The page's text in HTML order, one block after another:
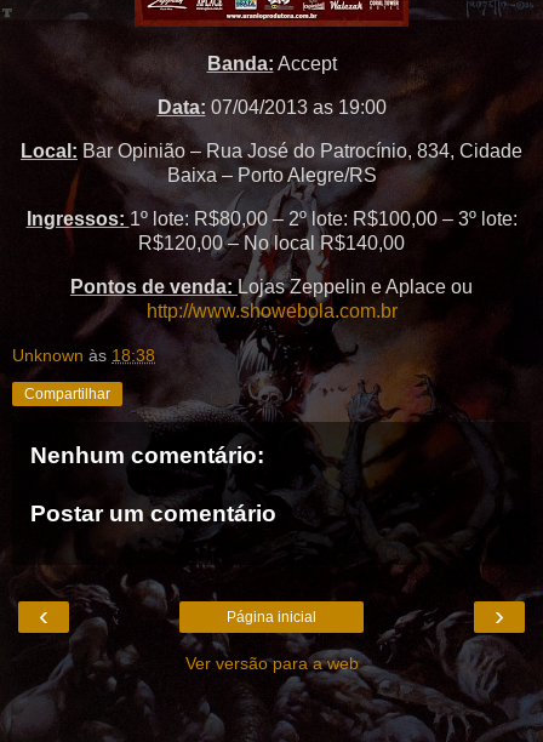
Banda: Accept
Data: 07/04/2013 as 19:00
Local: Bar Opinião – Rua José do Patrocínio, 834, Cidade
Baixa – Porto Alegre/RS
Ingressos: 1º lote: R$80,00 – 2º lote: R$100,00 – 3º lote:
R$120,00 – No local R$140,00
Pontos de venda:Lojas Zeppelin e Aplace ou
http://www.showebola.com.br
Unknown às 18:38
Compartilhar
Nenhum comentário:
Postar um comentário
‹ ›
Página inicial
Ver versão para a web